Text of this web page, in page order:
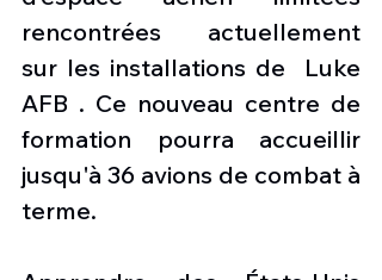
rencontrées actuellement
sur les installations de  Luke
AFB . Ce nouveau centre de
formation pourra accueillir
jusqu'à 36 avions de combat à
terme.